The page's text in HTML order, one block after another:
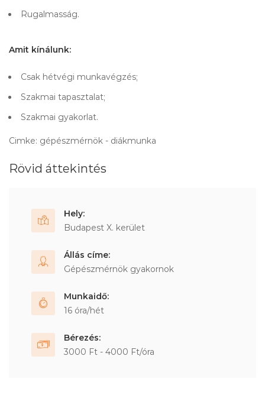
Rugalmasság.
Amit kínálunk:
Csak hétvégi munkavégzés;
Szakmai tapasztalat;
Szakmai gyakorlat.
Cimke: gépészmérnök - diákmunka
Rövid áttekintés
Hely:
Budapest X. kerület
Állás címe:
Gépészmérnök gyakornok
Munkaidő:
16 óra/hét
Bérezés:
3000 Ft - 4000 Ft/óra